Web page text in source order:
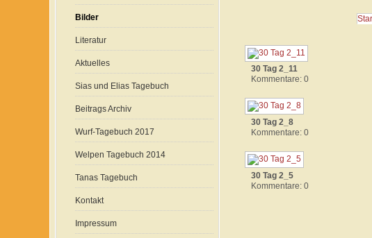
Bilder
Literatur
Aktuelles
Sias und Elias Tagebuch
Beitrags Archiv
Wurf-Tagebuch 2017
Welpen Tagebuch 2014
Tanas Tagebuch
Kontakt
Impressum
30 Tag 2_11
Kommentare: 0
30 Tag 2_8
Kommentare: 0
30 Tag 2_5
Kommentare: 0